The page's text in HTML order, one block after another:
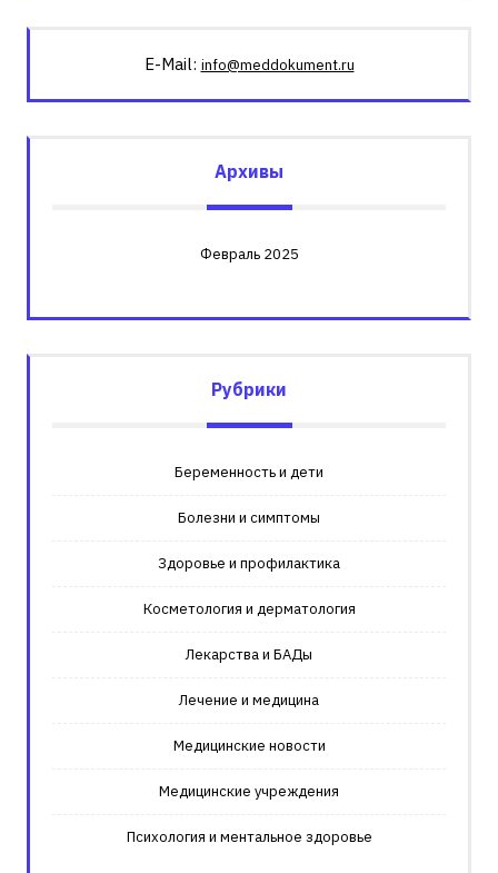
E-Mail: info@meddokument.ru
Архивы
Февраль 2025
Рубрики
Беременность и дети
Болезни и симптомы
Здоровье и профилактика
Косметология и дерматология
Лекарства и БАДы
Лечение и медицина
Медицинские новости
Медицинские учреждения
Психология и ментальное здоровье